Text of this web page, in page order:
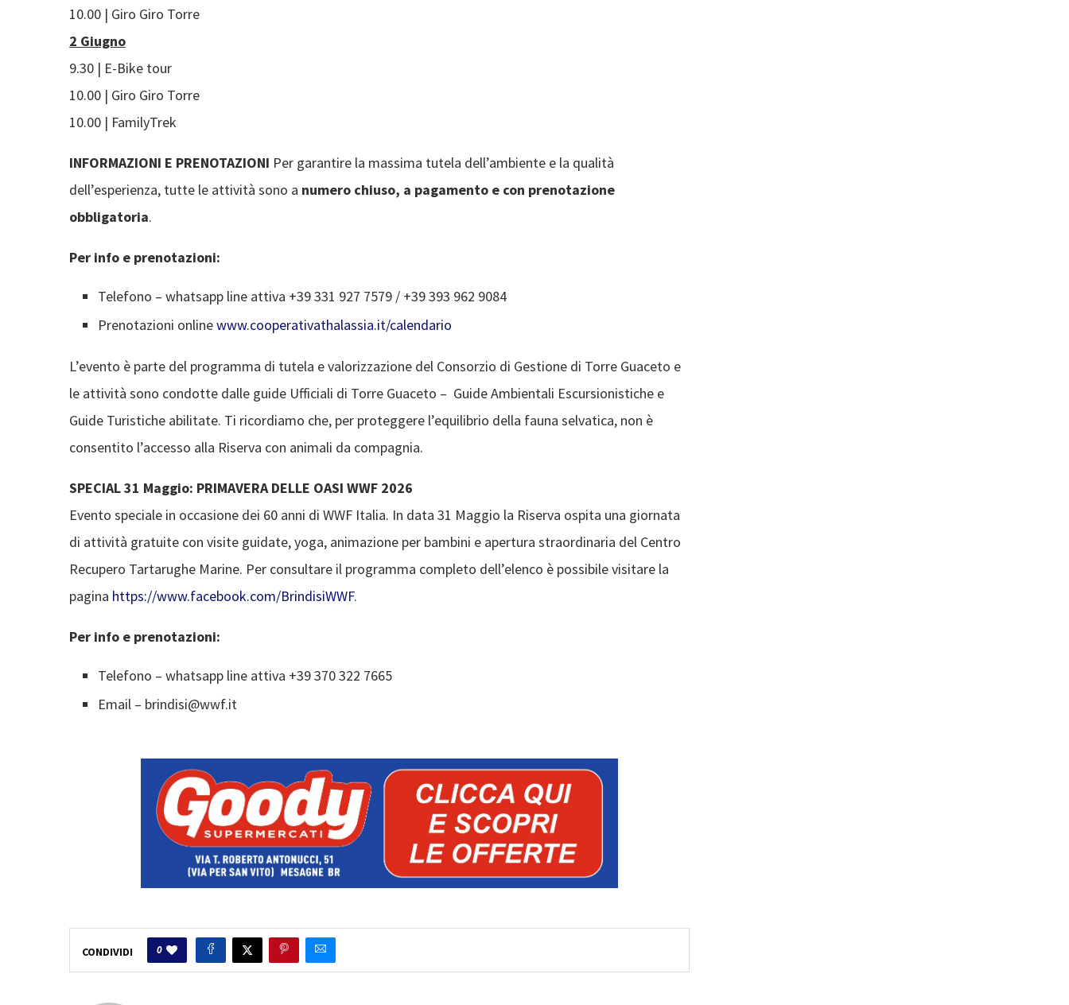
10.00 | Giro Giro Torre
2 Giugno
9.30 | E-Bike tour
10.00 | Giro Giro Torre
10.00 | FamilyTrek
INFORMAZIONI E PRENOTAZIONI Per garantire la massima tutela dell’ambiente e la qualità
dell’esperienza, tutte le attività sono a numero chiuso, a pagamento e con prenotazione
obbligatoria.
Per info e prenotazioni:
Telefono – whatsapp line attiva +39 331 927 7579 / +39 393 962 9084
Prenotazioni onlinewww.cooperativathalassia.it/calendario
L’evento è parte del programma di tutela e valorizzazione del Consorzio di Gestione di Torre Guaceto e
le attività sono condotte dalle guide Ufficiali di Torre Guaceto – Guide Ambientali Escursionistiche e
Guide Turistiche abilitate. Ti ricordiamo che, per proteggere l’equilibrio della fauna selvatica, non è
consentito l’accesso alla Riserva con animali da compagnia.
SPECIAL 31 Maggio: PRIMAVERA DELLE OASI WWF 2026
Evento speciale in occasione dei 60 anni di WWF Italia. In data 31 Maggio la Riserva ospita una giornata
di attività gratuite con visite guidate, yoga, animazione per bambini e apertura straordinaria del Centro
Recupero Tartarughe Marine. Per consultare il programma completo dell’elenco è possibile visitare la
pagina https://www.facebook.com/BrindisiWWF.
Per info e prenotazioni:
Telefono – whatsapp line attiva +39 370 322 7665
Email – brindisi@wwf.it
CONDIVIDI 0